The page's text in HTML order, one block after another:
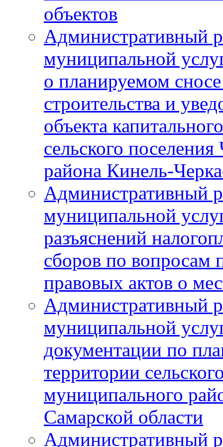
объектов
Административный
муниципальной
о планируемом
строительства и
объекта
сельского
района Кинель-
Административный
муниципальной
разъяснений
сборов по вопросам
правовых актов о
Административный
муниципальной
документации по
территории
муниципального
Самарской области
Административный